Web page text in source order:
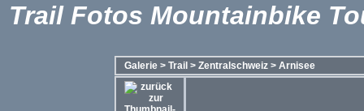
Trail Fotos Mountainbike
Galerie> Trail > Zentralschweiz> Arnisee